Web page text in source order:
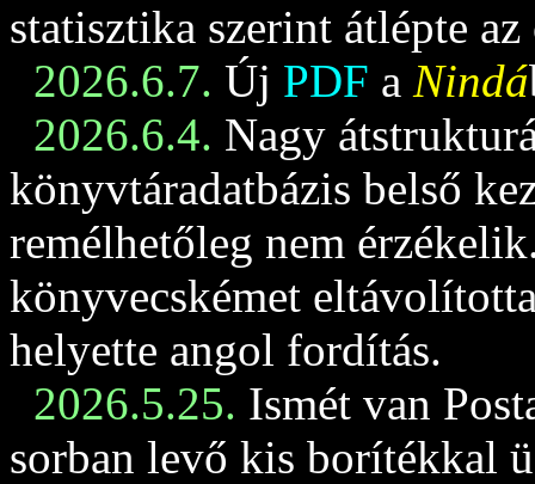
statisztika szerint átlépte
2026.6.7. Új PDF a Nindá
2026.6.4. Nagy
könyvtáradatbázis belső
remélhetőleg nem
könyvecskémet
helyette angol fordítás.
2026.5.25. Ismét van
sorban levő kis borítékkal